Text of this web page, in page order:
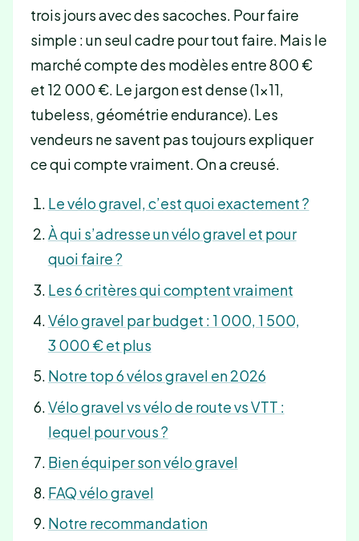
trois jours avec des sacoches. Pour faire
simple : un seul cadre pour tout faire. Mais le
marché compte des modèles entre 800 €
et 12 000 €. Le jargon est dense (1×11,
tubeless, géométrie endurance). Les
vendeurs ne savent pas toujours expliquer
ce qui compte vraiment. On a creusé.
Le vélo gravel, c’est quoi exactement ?
À qui s’adresse un vélo gravel et pour
quoi faire ?
Les 6 critères qui comptent vraiment
Vélo gravel par budget : 1 000, 1 500,
3 000 € et plus
Notre top 6 vélos gravel en 2026
Vélo gravel vs vélo de route vs VTT :
lequel pour vous ?
Bien équiper son vélo gravel
FAQ vélo gravel
Notre recommandation